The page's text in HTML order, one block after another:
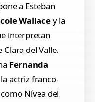
a Esteban
Wallacey la
interpretan
Clara del Valle.
Fernanda
actriz franco-
como Nívea del